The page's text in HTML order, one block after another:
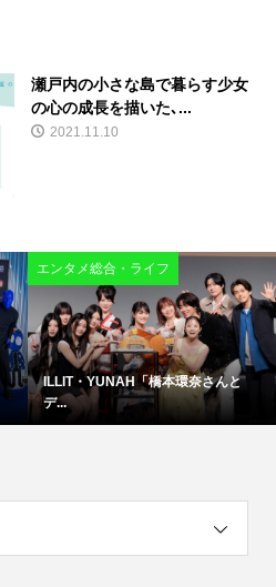
瀬戸内の小さな島で暮らす少女
の心の成長を描いた､...
2021.11.10
エンタメ総合・ライフ
ILLIT・YUNAH「橋本環奈さんと
デ...